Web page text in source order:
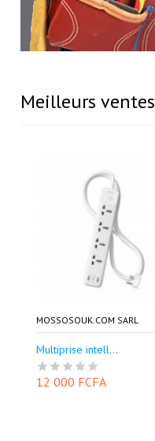
Meilleurs ventes
MOSSOSOUK.COM SARL
Multiprise intell...
12 000 FCFA